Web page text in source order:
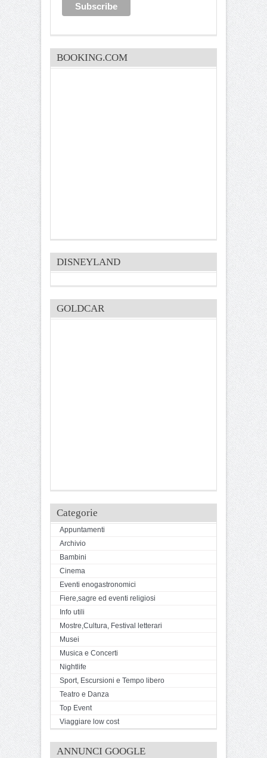
BOOKING.COM
DISNEYLAND
GOLDCAR
Categorie
Appuntamenti
Archivio
Bambini
Cinema
Eventi enogastronomici
Fiere,sagre ed eventi religiosi
Info utili
Mostre,Cultura, Festival letterari
Musei
Musica e Concerti
Nightlife
Sport, Escursioni e Tempo libero
Teatro e Danza
Top Event
Viaggiare low cost
ANNUNCI GOOGLE